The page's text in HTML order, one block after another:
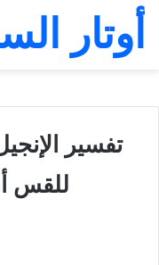
أوتار
تفسير
للقس